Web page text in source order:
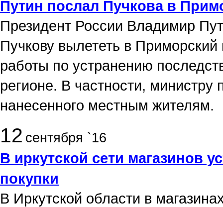
Путин послал Пучкова в
Президент России Владимир
Пучкову вылететь в
работы по устранению
регионе. В частности, министру
нанесенного местным жителям.
12 сентября `16
В иркутской сети магазинов
покупки
В Иркутской области в